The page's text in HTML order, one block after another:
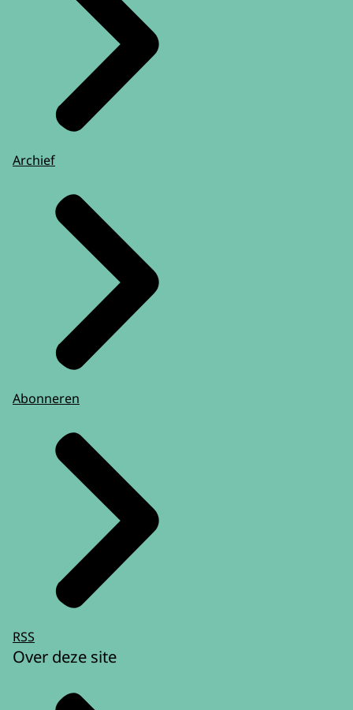
Archief
Abonneren
RSS
Over deze site